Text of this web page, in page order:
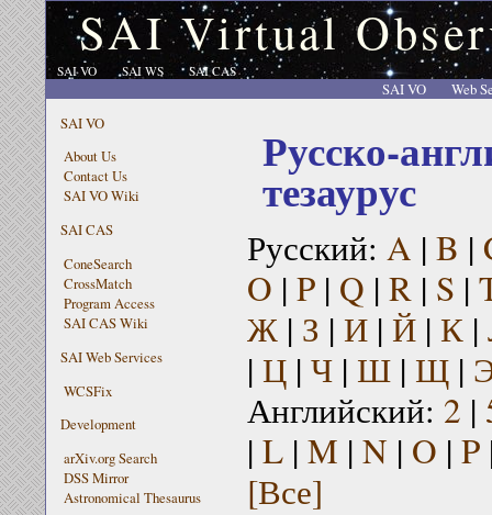
SAI Virtual
SAI VO SAI WS SAI CAS
SAI VO
Web
SAI VO
About Us
Contact Us
SAI VO Wiki
SAI CAS
ConeSearch
CrossMatch
Program Access
SAI CAS Wiki
SAI Web Services
WCSFix
Development
arXiv.org Search
DSS Mirror
Astronomical Thesaurus
Русско-
тезаурус
Русский: A | B |
O | P| Q | R| S |
Ж| З | И| Й| К|
| Ц| Ч| Ш| Щ|
Английский: 2 |
| L| M | N | O | P
[Все]